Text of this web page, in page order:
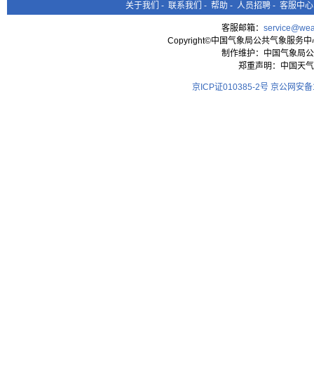
关于我们 - 联系我们 - 帮助 - 人员招聘 - 客服中心
客服邮箱：
Copyright©中国气象局公共气象服务
制作维护：中国气象局
郑重声明：中国天
京ICP证010385-2号 京公网安